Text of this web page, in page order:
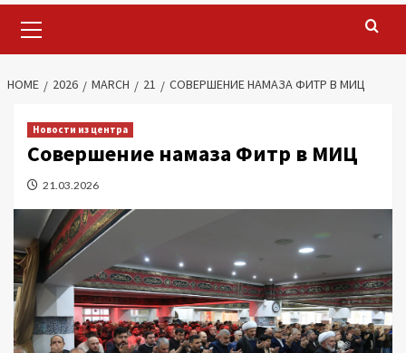
Menu
HOME 2026 MARCH 21 СОВЕРШЕНИЕ НАМАЗА ФИТР В МИЦ
Новости из центра
Совершение намаза Фитр в МИЦ
21.03.2026